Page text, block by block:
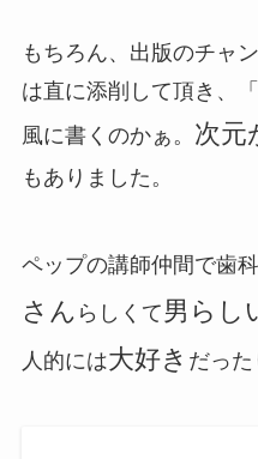
もちろん、出版のチャ
は直に添削して頂き、
風に書くのかぁ。 次元
もありました。
ペップの講師仲間で歯
さん らしくて 男らし
人的には大好き だった